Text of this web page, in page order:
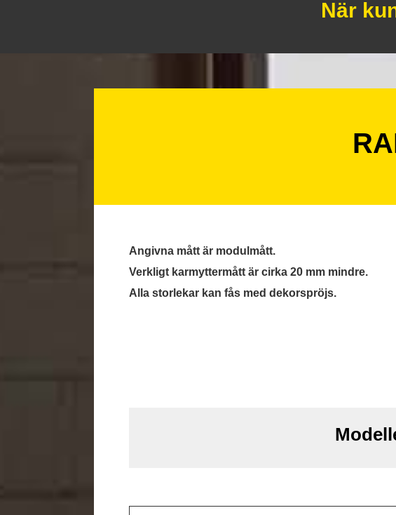
När
Angivna mått är modulmått.
Verkligt karmyttermått är cirka 20 mm mindre.
Alla storlekar kan fås med dekorspröjs.